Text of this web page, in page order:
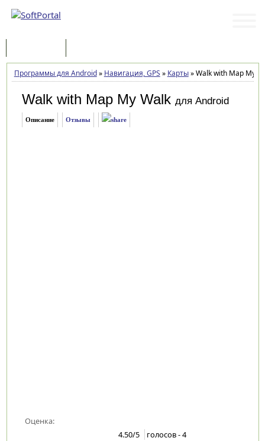
Программы для Android» Навигация, GPS » Карты»Walk with Map My
Walk with Map My Walk для Android
Описание Отзывы
Оценка:
4.50/5 голосов -4